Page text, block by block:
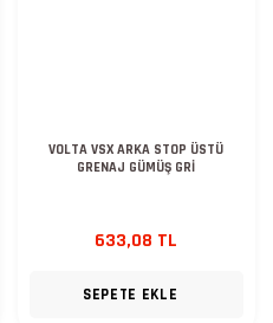
VOLTA VSX ARKA STOP ÜSTÜ
GRENAJ GÜMÜŞ GRİ
633,08 TL
SEPETE EKLE